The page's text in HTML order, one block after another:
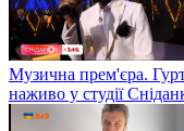
Музична прем'єра.
наживо у студії